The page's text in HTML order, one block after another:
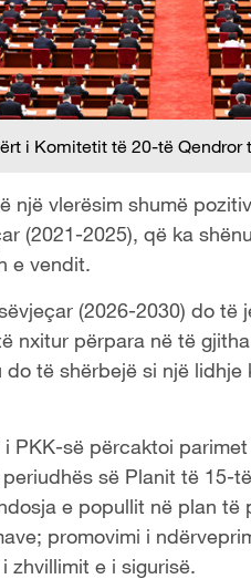
i Komitetit të 20-të Qendror
një vlerësim shumë
(2021-2025), që ka
e vendit.
(2026-2030) do
nxitur përpara në të
të shërbejë si një
PKK-së përcaktoi
së Planit të 15-
e popullit në plan
promovimi i
zhvillimit e i sigurisë.